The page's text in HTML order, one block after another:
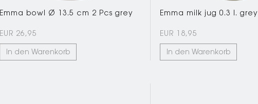
Emma bowl Ø 13.5 cm 2 Pcs grey
EUR 26,95
In den Warenkorb
Emma milk jug 0.3 l. grey
EUR 18,95
In den Warenkorb